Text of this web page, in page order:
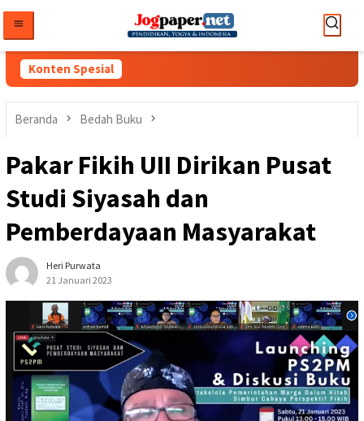
konten
Konten Spesial
Beranda Bedah Buku
Pakar Fikih UII Dirikan Pusat
Studi Siyasah dan
Pemberdayaan Masyarakat
Heri Purwata
21 Januari 2023